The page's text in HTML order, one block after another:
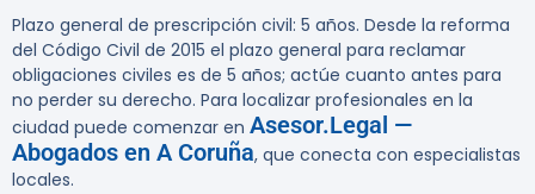
Plazo general de prescripción civil: 5 años. Desde la reforma
del Código Civil de 2015 el plazo general para reclamar
obligaciones civiles es de 5 años; actúe cuanto antes para
no perder su derecho. Para localizar profesionales en la
ciudad puede comenzar en Asesor.Legal —
Abogados en A Coruña, que conecta con especialistas
locales.